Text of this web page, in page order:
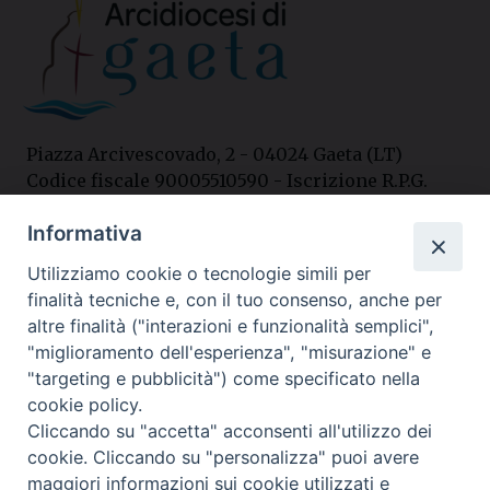
Piazza Arcivescovado, 2 - 04024 Gaeta (LT)
Codice fiscale 90005510590 - Iscrizione R.P.G.
Contatti
Curia
Tel. 0771.740341
Palazzo De Vio
Tel. 0771.464088
Informativa
Utilizziamo cookie o tecnologie simili per
finalità tecniche e, con il tuo consenso, anche per
altre finalità ("interazioni e funzionalità semplici",
"miglioramento dell'esperienza", "misurazione" e
"targeting e pubblicità") come specificato nella
cookie policy.
Cliccando su "accetta" acconsenti all'utilizzo dei
cookie. Cliccando su "personalizza" puoi avere
maggiori informazioni sui cookie utilizzati e